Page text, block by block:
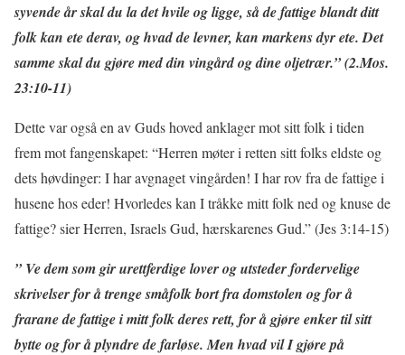
syvende år skal du la det hvile og ligge, så de fattige blandt ditt
folk kan ete derav, og hvad de levner, kan markens dyr ete. Det
samme skal du gjøre med din vingård og dine oljetrær.” (2.Mos.
23:10-11)
Dette var også en av Guds hoved anklager mot sitt folk i tiden
frem mot fangenskapet: “Herren møter i retten sitt folks eldste og
dets høvdinger: I har avgnaget vingården! I har rov fra de fattige i
husene hos eder! Hvorledes kan I tråkke mitt folk ned og knuse de
fattige? sier Herren, Israels Gud, hærskarenes Gud.” (Jes 3:14-15)
” Ve dem som gir urettferdige lover og utsteder fordervelige
skrivelser for å trenge småfolk bort fra domstolen og for å
frarane de fattige i mitt folk deres rett, for å gjøre enker til sitt
bytte og for å plyndre de farløse. Men hvad vil I gjøre på